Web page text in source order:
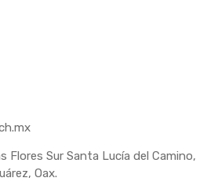
Flores Sur Santa Lucía del Camino,
Oax.